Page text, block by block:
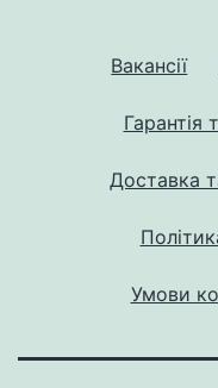
Вакансії
Гарантія
Доставка
Умови